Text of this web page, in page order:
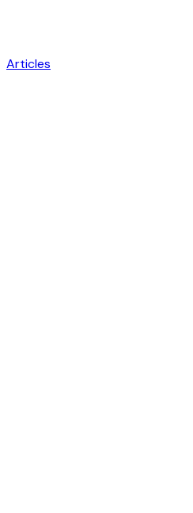
Articles